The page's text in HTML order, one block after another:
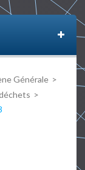
Générale >
>